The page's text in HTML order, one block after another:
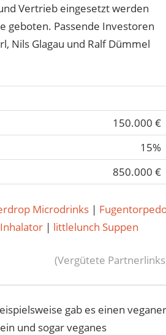
Vertrieb eingesetzt werden
geboten. Passende Investoren
Nils Glagau und Ralf Dümmel
150.000 €
15%
850.000 €
Microdrinks |
| littlelunch Suppen
(Vergütete
gab es einen veganer
und sogar veganes